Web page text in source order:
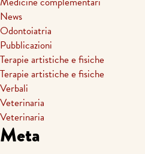
News
Odontoiatria
Pubblicazioni
Terapie artistiche e fisiche
Terapie artistiche e fisiche
Verbali
Veterinaria
Veterinaria
Meta